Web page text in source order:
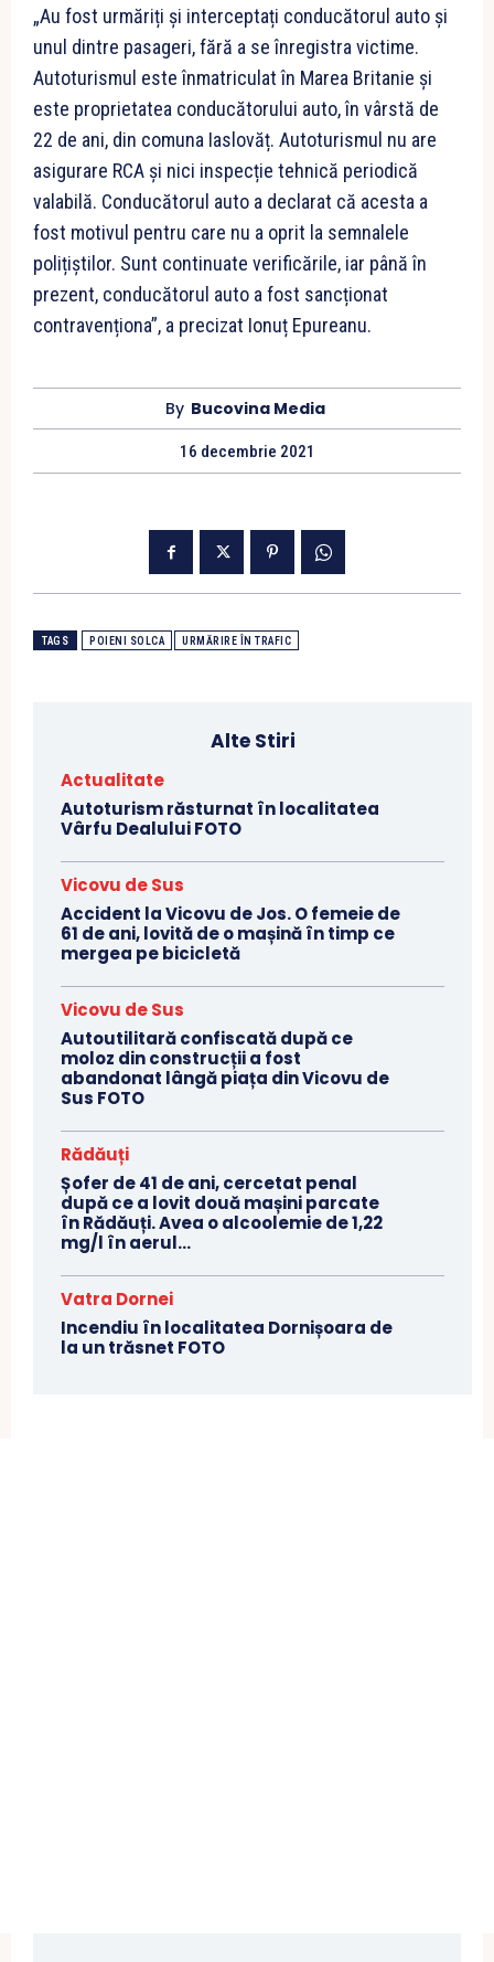
„Au fost urmăriți și interceptați conducătorul auto și
unul dintre pasageri, fără a se înregistra victime.
Autoturismul este înmatriculat în Marea Britanie și
este proprietatea conducătorului auto, în vârstă de
22 de ani, din comuna Iaslovăț. Autoturismul nu are
asigurare RCA și nici inspecție tehnică periodică
valabilă. Conducătorul auto a declarat că acesta a
fost motivul pentru care nu a oprit la semnalele
polițiștilor. Sunt continuate verificările, iar până în
prezent, conducătorul auto a fost sancționat
contravenționa”, a precizat Ionuț Epureanu.
By Bucovina Media
16 decembrie 2021
TAGS POIENI SOLCA URMĂRIRE ÎN TRAFIC
Alte Stiri
Actualitate
Autoturism răsturnat în localitatea
Vârfu Dealului FOTO
Vicovu de Sus
Accident la Vicovu de Jos. O femeie de
61 de ani, lovită de o mașină în timp ce
mergea pe bicicletă
Vicovu de Sus
Autoutilitară confiscată după ce
moloz din construcții a fost
abandonat lângă piața din Vicovu de
Sus FOTO
Rădăuți
Șofer de 41 de ani, cercetat penal
după ce a lovit două mașini parcate
în Rădăuți. Avea o alcoolemie de 1,22
mg/l în aerul...
Vatra Dornei
Incendiu în localitatea Dornișoara de
la un trăsnet FOTO